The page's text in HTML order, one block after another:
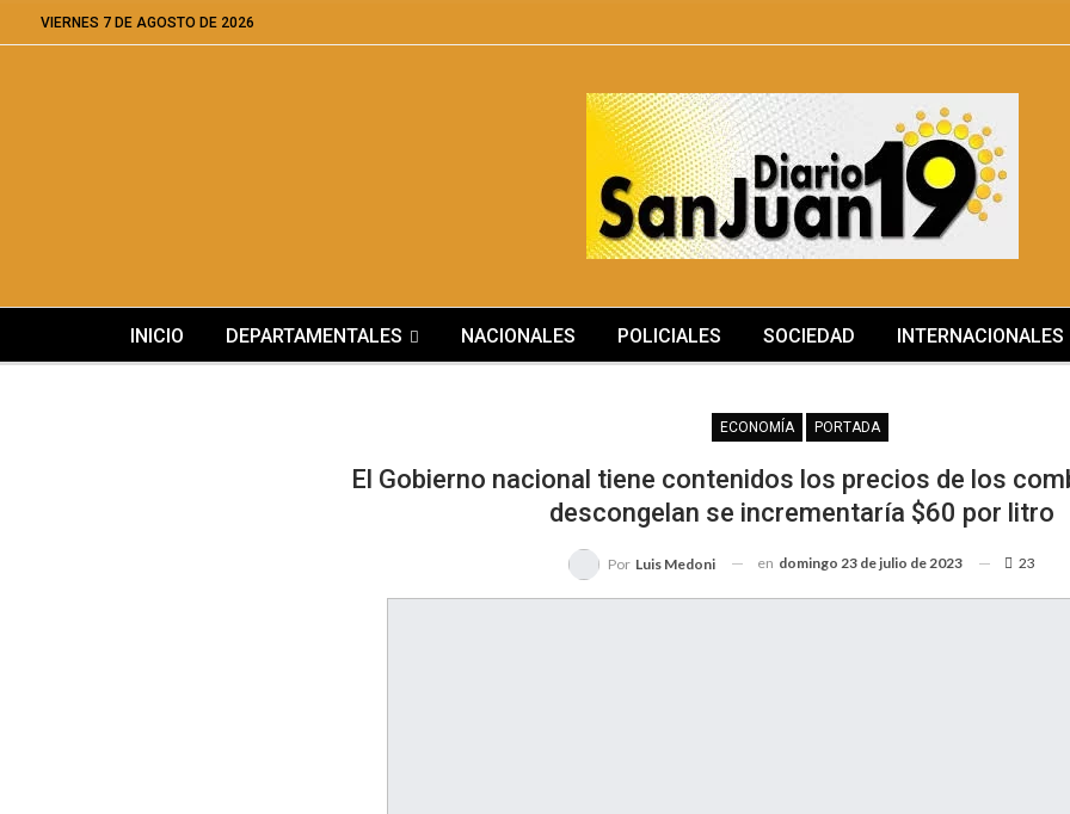
VIERNES 7 DE AGOSTO DE 2026
INICIO DEPARTAMENTALES NACIONALES POLICIALES SOCIEDAD INTERNACIONALES
ECONOMÍA PORTADA
El Gobierno nacional tiene contenidos los precios de los
descongelan se incrementaría $60 por litro
Por Luis Medoni en domingo 23 de julio de 2023 23